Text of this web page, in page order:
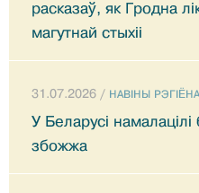
расказаў, як Гродна
магутнай стыхіі
31.07.2026 / НАВIНЫ РЭГIЁНА
У Беларусі
збожжа